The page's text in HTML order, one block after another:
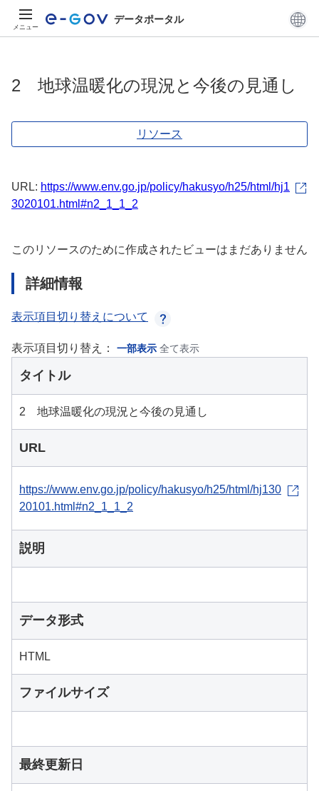
メニュー
データポータル
2 地球温暖化の現況と今後の見通し
リソース
URL: https://www.env.go.jp/policy/hakusyo/h25/html/hj1
3020101.html#n2_1_1_2
このリソースのために作成されたビューはまだありません
詳細情報
表示項目切り替えについて
表示項目切り替え： 一部表示 全て表示
タイトル
2 地球温暖化の現況と今後の見通し
URL
https://www.env.go.jp/policy/hakusyo/h25/html/hj130
20101.html#n2_1_1_2
説明
データ形式
HTML
ファイルサイズ
最終更新日